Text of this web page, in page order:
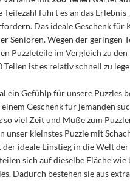
führt es an das Erlebnis
Das ideale Geschenk für
Senioren. Wegen der geringen
Puzzleteile im Vergleich zu den
Teilen ist es relativ schnell zu
ein Gefühlp für unsere Puzzles
Geschenk für jemanden
viel Zeit und Muße zum
unser kleinstes Puzzle mit
der ideale Einstieg in die Welt der
sich auf dieselbe Fläche wie
Dadurch bestehen sie aus